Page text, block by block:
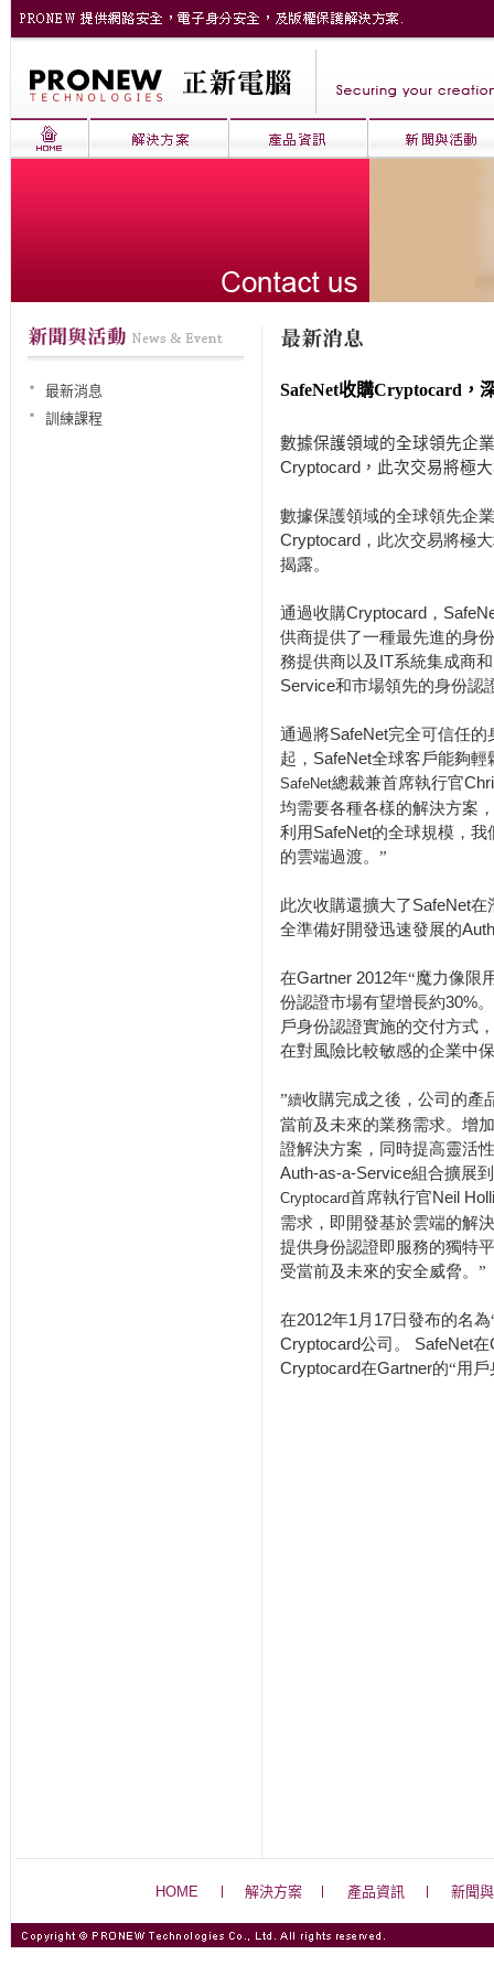
最新消息
訓練課程
SafeNet收購Cryptocard，
數據保護領域的全球領先企業
Cryptocard ，此次交易將極
數據保護領域的全球領先企業
Cryptocard ，此次交易將極
揭露。
通過收購Cryptocard ，
供商提供了一種最先進的身
務提供商以及 IT系統集成商
Service和市場領先的身份認
通過將SafeNet完全可信任的
起， SafeNet全球客戶能夠輕
SafeNet總裁兼首席執行官
均需要各種各樣的解決方案
利用SafeNet的全球規模，我
的雲端過渡。”
此次收購還擴大了SafeNet在
全準備好開發迅速發展的
在Gartner 2012年“魔力像限
份認證市場有望增長約30%。
戶身份認證實施的交付方式
在對風險比較敏感的企業中
”續收購完成之後，公司的產
當前及未來的業務需求。增加
證解決方案，同時提高靈活
Auth-as-a-Service組合擴展
Cryptocard首席執行官Neil
需求，即開發基於雲端的解
提供身份認證即服務的獨特
受當前及未來的安全威脅。”
在2012年1 月 17日發布的名
Cryptocard公司。 SafeNet在
Cryptocard在Gartner的“用
HOME 解決方案 產品資訊 新聞